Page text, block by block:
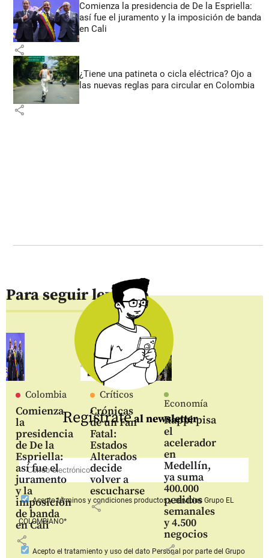
Comienza la presidencia de De la Espriella:
así fue el juramento y la imposición de banda
en Cali
share
¿Tiene una patineta o cicla eléctrica? Ojo a
las nuevas reglas para circular en Colombia
share
Para seguir leyendo
Colombia
Comienza
la
presidencia
de De la
Espriella:
así fue el
juramento
y la
imposición
de banda
en Cali
share
Críticos
Crónicas
de un Fan
Fatal:
Estados
Alterados
decide
volver a
escucharse
share
Economía
Rappi pisa
el
acelerador
en
Medellín,
ya suma
400.000
pedidos
semanales
y 4.500
negocios
share
Regístrateal newsletter
Aceptotérminos y condiciones productos y serviciosGrupo EL
COLOMBIANO*
Acepto el tratamiento y uso del dato Personal por parte del Grupo